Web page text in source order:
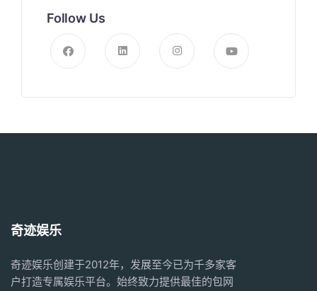
Follow Us
奇迹娱乐
奇迹娱乐创建于2012年，发展至今已为千多家客
户打造专属娱乐平台。始终致力提供最佳的包网